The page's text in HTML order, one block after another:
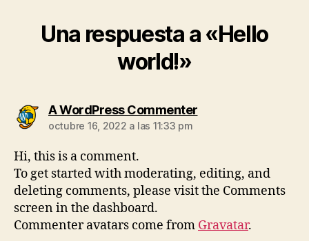
Una respuesta a «Hello
world!»
A WordPress Commenter
octubre 16, 2022 a las 11:33 pm
Hi, this is a comment.
To get started with moderating, editing, and
deleting comments, please visit the Comments
screen in the dashboard.
Commenter avatars come from Gravatar.